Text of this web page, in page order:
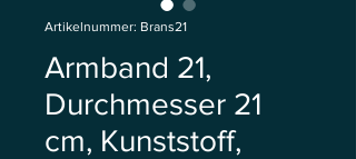
Artikelnummer: Brans21
Armband 21,
Durchmesser 21
cm, Kunststoff,